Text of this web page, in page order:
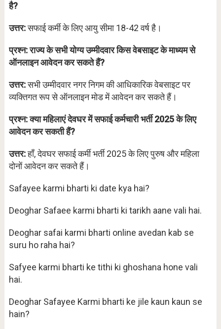
है?
उत्तर:सफाई कर्मी के लिए आयु सीमा 18-42 वर्ष है।
प्रश्न: राज्य के सभी योग्य उम्मीदवार किस वेबसाइट के माध्यम से
ऑनलाइन आवेदन कर सकते हैं?
उत्तर:सभी उम्मीदवार नगर निगम की आधिकारिक वेबसाइट पर
व्यक्तिगत रूप से ऑनलाइन मोड में आवेदन कर सकते हैं।
प्रश्न: क्या महिलाएं देवघर में सफाई कर्मचारी भर्ती 2025 के लिए
आवेदन कर सकती हैं?
उत्तर:हाँ, देवघर सफाई कर्मी भर्ती 2025 के लिए पुरुष और महिला
दोनों आवेदन कर सकते हैं।
Safayee karmi bharti ki date kya hai?
Deoghar Safaee karmi bharti ki tarikh aane vali hai.
Deoghar safai karmi bharti online avedan kab se
suru ho raha hai?
Safyee karmi bharti ke tithi ki ghoshana hone vali
hai.
Deoghar Safayee Karmi bharti ke jile kaun kaun se
hain?